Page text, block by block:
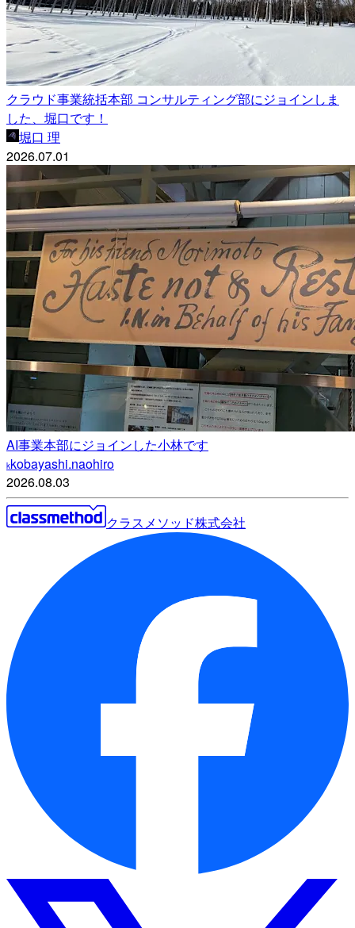
クラウド事業統括本部 コンサルティング部にジョインしま
した、堀口です！
堀口 理
2026.07.01
AI事業本部にジョインした小林です
kkobayashi.naohiro
2026.08.03
クラスメソッド株式会社